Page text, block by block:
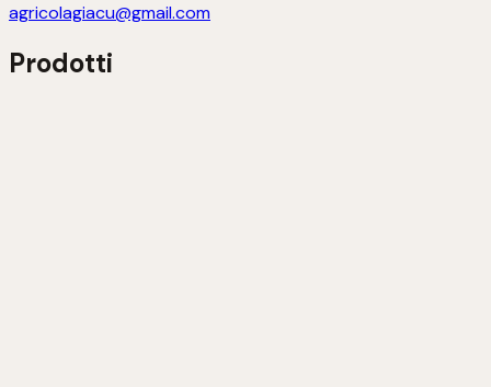
agricolagiacu@gmail.com
Prodotti